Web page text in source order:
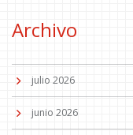
Archivo
julio 2026
junio 2026